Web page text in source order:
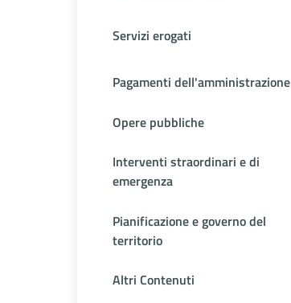
Servizi erogati
Pagamenti dell'amministrazione
Opere pubbliche
Interventi straordinari e di
emergenza
Pianificazione e governo del
territorio
Altri Contenuti